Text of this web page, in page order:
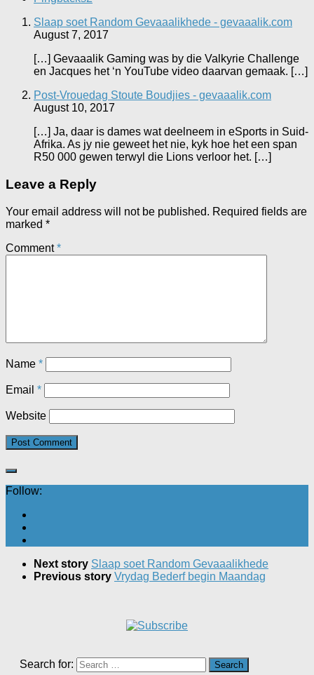
Slaap soet Random Gevaaalikhede - gevaaalik.com
August 7, 2017
[…] Gevaaalik Gaming was by die Valkyrie Challenge
en Jacques het ‘n YouTube video daarvan gemaak. […]
Post-Vrouedag Stoute Boudjies - gevaaalik.com
August 10, 2017
[…] Ja, daar is dames wat deelneem in eSports in Suid-
Afrika. As jy nie geweet het nie, kyk hoe het een span
R50 000 gewen terwyl die Lions verloor het. […]
Leave a Reply
Your email address will not be published. Required fields are
marked *
Comment*
Name *
Email *
Website
Follow:
Next story Slaap soet Random Gevaaalikhede
Previous story Vrydag Bederf begin Maandag
Search for: